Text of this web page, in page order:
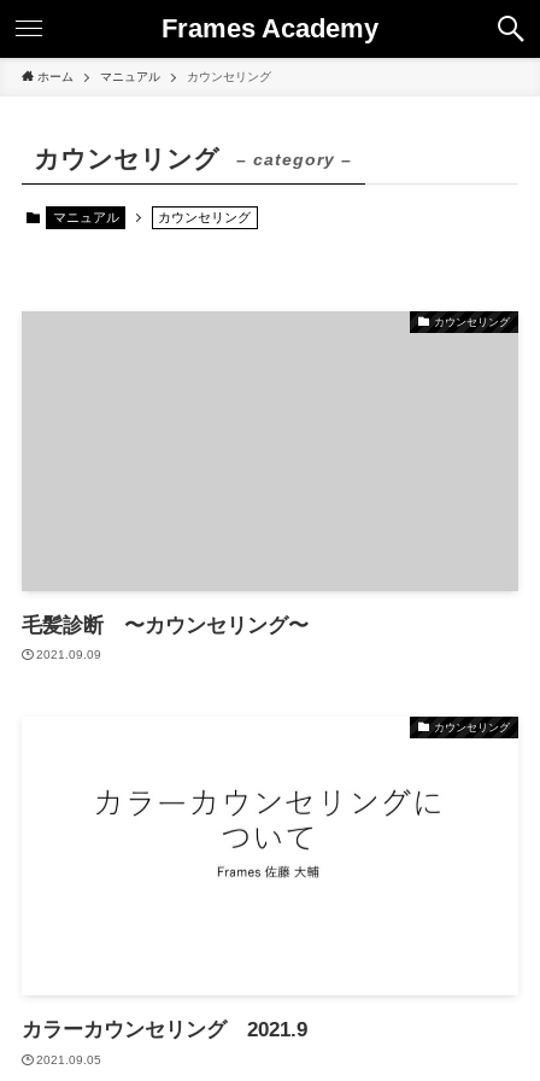
Frames Academy
ホーム マニュアル カウンセリング
カウンセリング – category –
マニュアル カウンセリング
カウンセリング
毛髪診断 〜カウンセリング〜
2021.09.09
カウンセリング
カラーカウンセリング 2021.9
2021.09.05